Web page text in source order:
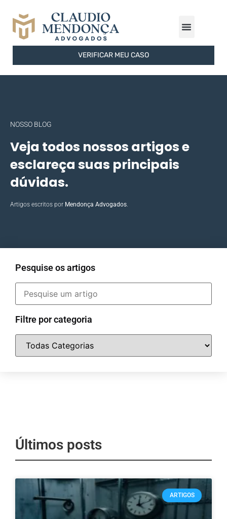
VERIFICAR MEU CASO
NOSSO BLOG
Veja todos nossos artigos e
esclareça suas principais
dúvidas.
Artigos escritos por Mendonça Advogados.
Pesquise os artigos
Filtre por categoria
Últimos posts
ARTIGOS